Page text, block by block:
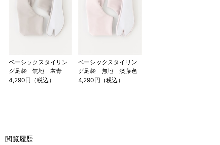
ベーシックスタイリン
グ足袋 無地 灰青
4,290円（税込）
ベーシックスタイリン
グ足袋 無地 淡藤色
4,290円（税込）
閲覧履歴